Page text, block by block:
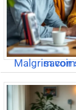
Malgrim com :